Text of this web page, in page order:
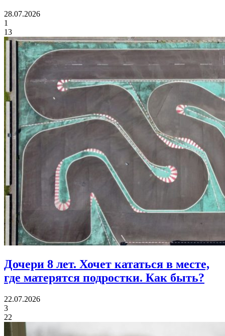
28.07.2026
1
13
Дочери 8 лет. Хочет кататься в месте,
где матерятся подростки. Как быть?
22.07.2026
3
22